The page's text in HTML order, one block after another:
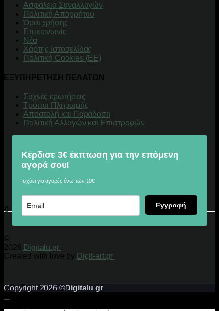
Aσφάλεια Συναλλαγών
Πολιτική Απορρήτου
Όροι χρήσης
Επικοινωνία
Νέα
Χάρτης Ιστοσελίδας
Πολιτική Cookies (ΕΕ)
ΕΞΥΠΗΡΕΤΗΣΗ ΠΕΛΑΤΩΝ
Συχνές ερωτήσεις
Τρόποι Πληρωμής
Αποστολή και Παράδοση
Πολιτική Αλλαγών και Επιστροφών
Κέρδισε 3€ έκπτωση για την επόμενη
αγορά σου!
Ισχύει για αγορές άνω των 10€
Εγγραφή
© 2026 Digitalu.gr
©
2026 Digitalu.gr
Created with love by Digit-art.gr
Copyright 2026 ©Digitalu.gr